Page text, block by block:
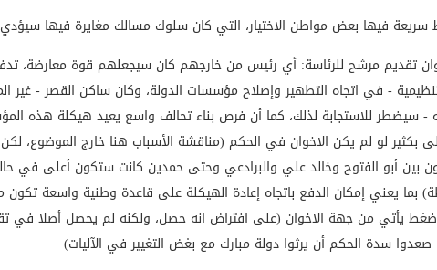
فيها بعض مواطن الاختيار، التي كان سلوك مسالك مغايرة فيها سيؤدي
تقديم مرشح للرئاسة: أي رئيس من خارجهم كان سيجعلهم قوة معارضة،
- في اتجاه التطهير وإصلاح مؤسسات الدولة، وكان ساكن القصر - غير
- سيضطر للاستجابة لذلك، كما أن فرص بناء تحالف واسع يعيد هيكلة هذه
بكثير لو لم يكن الاخوان في الحكم (مناقشة الأسباب هنا خارج الموضوع،
بين أبو الفتوح وخالد علي والبرادعي وحتى حمدين كانت ستكون أعلى في
بما يعني إمكان الدفع باتجاه إعادة الهيكلة على قاعدة وطنية واسعة تكون
يأتي من جهة الاخوان (على افتراض انه حصل، ولكنه لم يحصل أصلا في
صعدوا سدة الحكم أن يرثوا دولة مبارك مع بغض التغيير في الآليات)